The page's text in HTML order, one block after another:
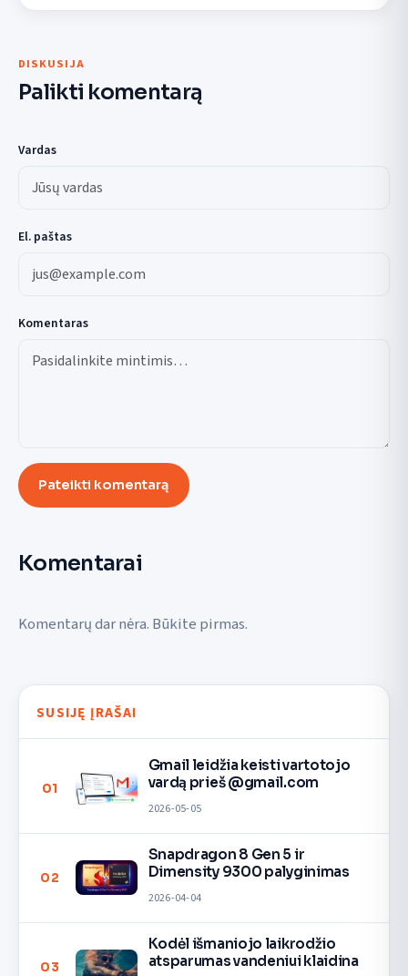
DISKUSIJA
Palikti komentarą
Vardas
El. paštas
Komentaras
Pateikti komentarą
Komentarai
Komentarų dar nėra. Būkite pirmas.
SUSIJĘ ĮRAŠAI
01
Gmail leidžia keisti vartotojo
vardą prieš @gmail.com
2026-05-05
02
Snapdragon 8 Gen 5 ir
Dimensity 9300 palyginimas
2026-04-04
03
Kodėl išmaniojo laikrodžio
atsparumas vandeniui klaidina